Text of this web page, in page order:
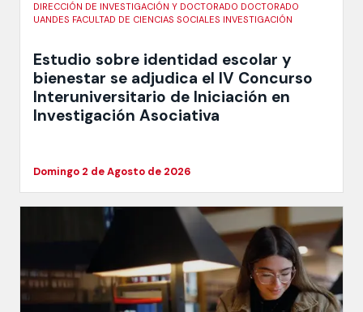
DIRECCIÓN DE INVESTIGACIÓN Y DOCTORADO DOCTORADO
UANDES FACULTAD DE CIENCIAS SOCIALES INVESTIGACIÓN
Estudio sobre identidad escolar y
bienestar se adjudica el IV Concurso
Interuniversitario de Iniciación en
Investigación Asociativa
Domingo 2 de Agosto de 2026